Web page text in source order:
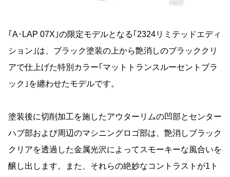
｢A･LAP 07X｣の限定モデルとなる｢2324リミテッドエディ
ション｣は、ブラック塗装の上から艶消しのブラッククリ
アで仕上げた特別カラー｢マットトランスルーセントブラ
ック｣を纏わせたモデルです。
塗装後に切削加工を施したアウターリムの凹部とセンター
ハブ部および周辺のマシニングロゴ部は、艶消しブラック
クリアを透過した金属光沢によってスモーキーな風合いを
醸し出します。また、それらの絶妙なコントラストが1ト